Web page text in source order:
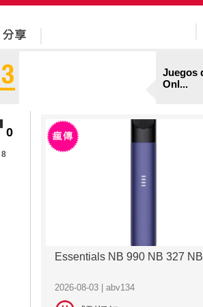
Juegos
Onl...
0
8
Essentials NB 990 NB 327
2026-08-03 | abv134